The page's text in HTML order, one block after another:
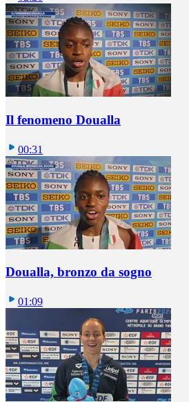
Il fenomeno Doualla
00:31
Doualla, bronzo da sogno
01:09